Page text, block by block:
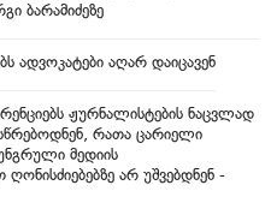
ბარამიძეზე
ადვოკატები აღარ დაიცავენ
ჟურნალისტების ნაცვლად
რათა ცარიელი
მედიის
არ უშვებდნენ -